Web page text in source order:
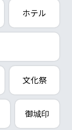
ホテル
文化祭
御城印